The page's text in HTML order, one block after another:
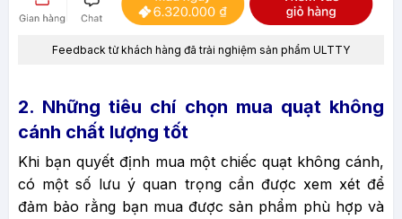
Feedback từ khách hàng đã trải nghiệm sản phẩm ULTTY
2. Những tiêu chí chọn mua quạt không
cánh chất lượng tốt
Khi bạn quyết định mua một chiếc quạt không cánh,
có một số lưu ý quan trọng cần được xem xét để
đảm bảo rằng bạn mua được sản phẩm phù hợp và